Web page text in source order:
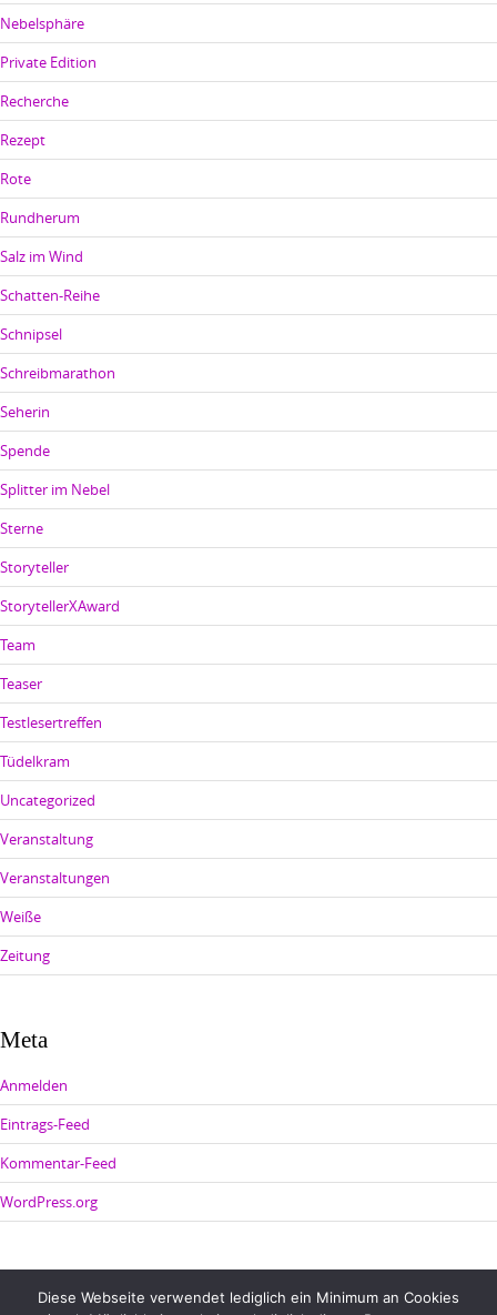
Nebelsphäre
Private Edition
Recherche
Rezept
Rote
Rundherum
Salz im Wind
Schatten-Reihe
Schnipsel
Schreibmarathon
Seherin
Spende
Splitter im Nebel
Sterne
Storyteller
StorytellerXAward
Team
Teaser
Testlesertreffen
Tüdelkram
Uncategorized
Veranstaltung
Veranstaltungen
Weiße
Zeitung
Meta
Anmelden
Eintrags-Feed
Kommentar-Feed
WordPress.org
Diese Webseite verwendet lediglich ein Minimum an Cookies